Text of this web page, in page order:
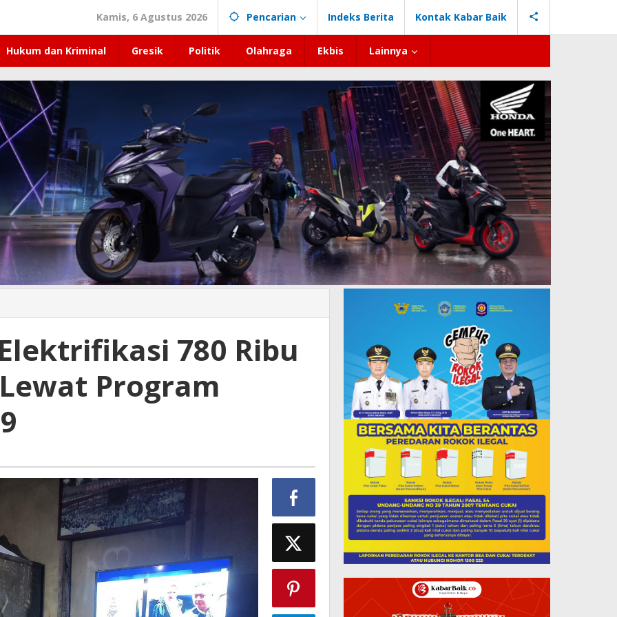
Kamis, 6 Agustus 2026 Pencarian Indeks Berita Kontak Kabar Baik
Hukum dan Kriminal Gresik Politik Olahraga Ekbis Lainnya
780 Ribu
Program